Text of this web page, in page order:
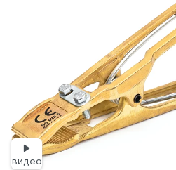
видео